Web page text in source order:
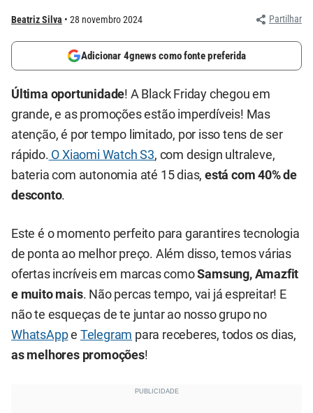
Beatriz Silva 28 novembro 2024 Partilhar
Adicionar 4gnews como fonte preferida
Última oportunidade! A Black Friday chegou em
grande, e as promoções estão imperdíveis! Mas
atenção, é por tempo limitado, por isso tens de ser
rápido. O Xiaomi Watch S3, com design ultraleve,
bateria com autonomia até 15 dias,está com 40% de
desconto.
Este é o momento perfeito para garantires tecnologia
de ponta ao melhor preço. Além disso, temos várias
ofertas incríveis em marcas comoSamsung, Amazfit
e muito mais. Não percas tempo, vai já espreitar! E
não te esqueças de te juntar ao nosso grupo no
WhatsAppe Telegram para receberes, todos os dias,
as melhores promoções!